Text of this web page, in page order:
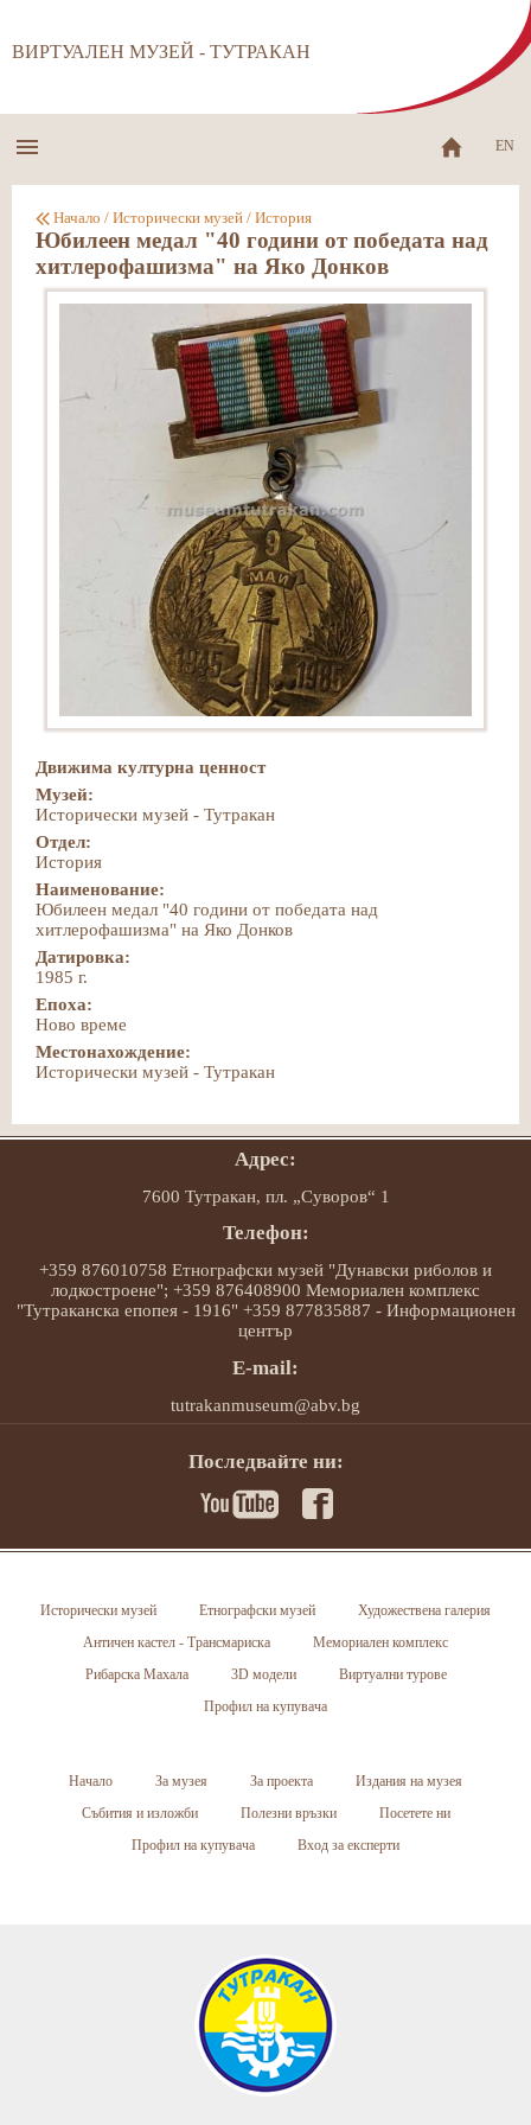
ВИРТУАЛЕН МУЗЕЙ - ТУТРАКАН
EN
Начало / Исторически музей / История
Юбилеен медал "40 години от победата над
хитлерофашизма" на Яко Донков
Движима културна ценност
Музей:
Исторически музей - Тутракан
Отдел:
История
Наименование:
Юбилеен медал "40 години от победата над
хитлерофашизма" на Яко Донков
Датировка:
1985 г.
Епоха:
Ново време
Местонахождение:
Исторически музей - Тутракан
Адрес:
7600 Тутракан, пл. „Суворов“ 1
Телефон:
+359 876010758 Етнографски музей "Дунавски риболов и
лодкостроене"; +359 876408900 Мемориален комплекс
"Тутраканска епопея - 1916" +359 877835887 - Информационен
център
E-mail:
tutrakanmuseum@abv.bg
Последвайте ни:
Исторически музей Етнографски музей
Художествена галерия
Античен кастел - Трансмариска
Мемориален комплекс
Рибарска Махала
3D модели
Виртуални турове
Профил на купувача
Начало За музея За проекта
Издания на музея
Събития и изложби
Полезни връзки
Посетете ни
Профил на купувача
Вход за експерти